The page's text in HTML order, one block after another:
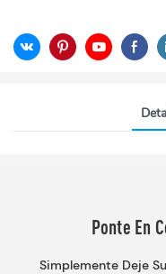
Ponte En
Simplemente Deje